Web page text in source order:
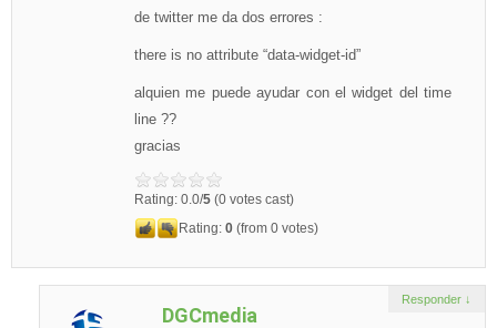
de twitter me da dos errores :
there is no attribute “data-widget-id”
alquien me puede ayudar con el widget del time
line ??
gracias
Rating: 0.0/5 (0 votes cast)
Rating: 0 (from 0 votes)
DGCmedia
Responder ↓